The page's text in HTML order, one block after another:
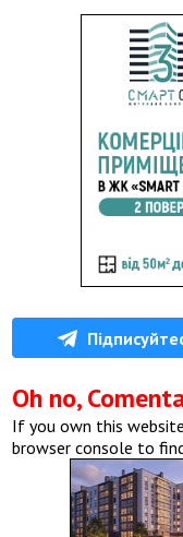
Oh no,
If you own this
browser console to